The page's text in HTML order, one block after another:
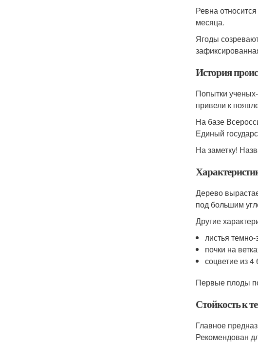
Ревна
месяца.
Ягоды
История
Попытки
привели к
На базе
Единый
На заметку!
Дерево
под большим
Другие
листья
почки на
соцветие из
Первые плоды
Стойкость к
Главное
Рекомендован